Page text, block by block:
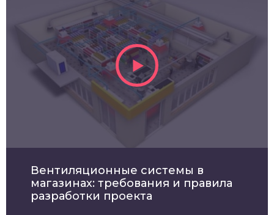
Вентиляционные системы в
магазинах: требования и правила
разработки проекта